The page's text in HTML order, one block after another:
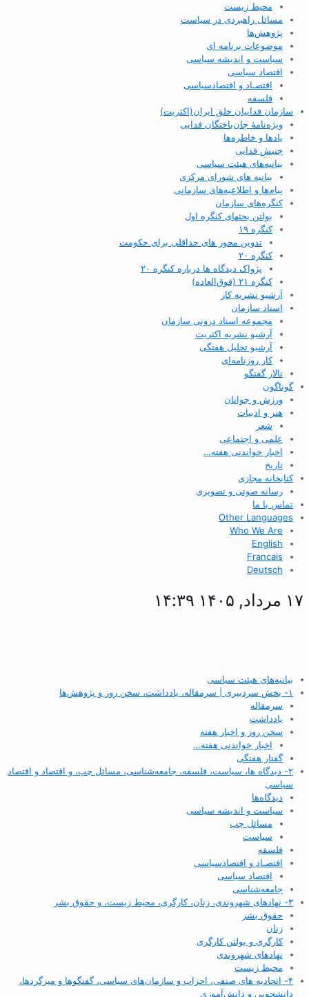
محیط زیست
مسائل راهبردی در سیاست
پژوهش‌ها
موضوعات برنامه ای
سیاست و اندیشه سیاسی
اقتصاد سیاسی
اقتصـاد و اقتصاد‌سیاسی
فلسفه
سازمان فداییان خلق ایران(اکثریت)
ویژه‌نامهٔ جان‌باختگان فدایی
یادها و خاطره‌ها
جنبش فدایی
بیانیه‌های هیئت سیاسی
بیانیه های شورای مرکزی
پیام‌ها و اطلاعیه‌های سازمانی
کنگره‌های سازمان
بولتن بحثهای کنگره اول
کنگره ۱۹
تدوین محور های حداقلی برای حکومت
کنگره ۲۰
پژواک دیدگاه ها درباره کنگره ۲۰
کنگره ۲۱ (فوق‌العاده)
آرشیو نشریه کار
اسناد سازمان
مجموعه اسناد درونی سازمان
آرشیو نشریه اکثریت
آرشیو تحلیل هفتگی
کار روزنامه‌ای
تالار گفتگو
گوناگون
ورزش و جوانان
هنر و ادبیات
شعر
علمی و اجتماعی
اخبار خواندنی هفته…
تاریخ
کتابخانه مجازی
رسانه صوتی و تصویری
تماس با ما
Other Languages
Who We Are
English
Francais
Deutsch
۱۷ مرداد, ۱۴۰۵ ۱۴:۳۹
بیانیه‌های هیئت سیاسی
۱- بخش سردبیری | سرمقاله، یادداشت، سخن روز و پژوهش‌ها
سرمقاله
یادداشت
سخن روز و اخبار هفته
اخبار خواندنی هفته…
گفتار هفتگی
۲- دیدگاه ها، سیاست، فلسفه، جامعه‌شناسی، مسائل چپ، و اقتصاد و اقتصاد
سیاسی
دیدگاه‌ها
سیاست و اندیشه سیاسی
مسائل چپ
سیاست
فلسفه
اقتصـاد و اقتصاد‌سیاسی
اقتصاد سیاسی
جامعه‌شناسی
۳- نهادهای شهروندی، زنان، کارگری، محیط زیست، و حقوق بشر
حقوق بشر
زنان
کارگری و بولتن کارگری
نهادهای شهروندی
محیط زیست
۴- اتحادیه های صنفی، احزاب و سازمان‌های سیاسی، گفتگوها و میزگردها،
دانشجویی و دانش‌آموزی